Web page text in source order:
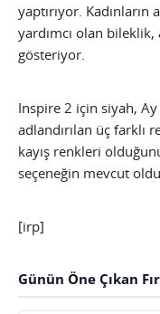
yaptırıyor.
yardımcı olan
gösteriyor.
Inspire 2 için siyah,
adlandırılan üç farklı
kayış renkleri
seçeneğin mevcut
[irp]
Günün Öne Çıkan